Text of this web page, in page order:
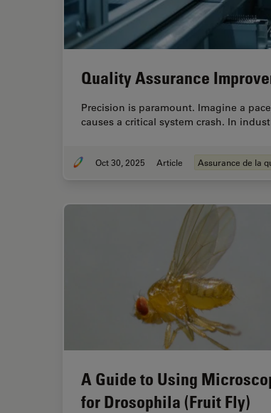
Quality Assurance
Precision is paramount. Imagine a
causes a critical system crash. In
Oct 30, 2025 Article Assurance de la
A Guide to Using
for Drosophila (Fruit Fly)